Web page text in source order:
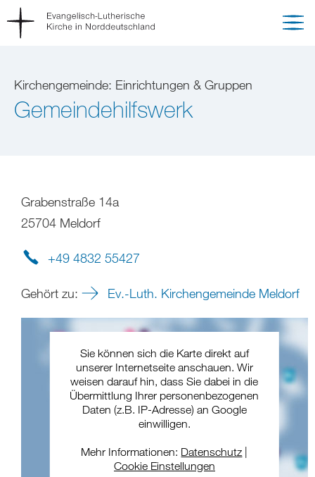
Kirchengemeinde: Einrichtungen & Gruppen
Gemeindehilfswerk
Grabenstraße 14a
25704 Meldorf
+49 4832 55427
Gehört zu: Ev.-Luth. Kirchengemeinde Meldorf
Sie können sich die Karte direkt auf
unserer Internetseite anschauen. Wir
weisen darauf hin, dass Sie dabei in die
Übermittlung Ihrer personenbezogenen
Daten (z.B. IP-Adresse) an Google
einwilligen.
Mehr Informationen: Datenschutz
Cookie Einstellungen